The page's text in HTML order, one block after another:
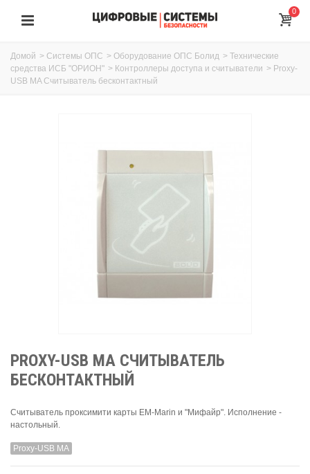
0
Домой > Системы ОПС > Оборудование ОПС Болид > Технические
средства ИСБ "ОРИОН" > Контроллеры доступа и считыватели > Proxy-
USB MA Считыватель бесконтактный
PROXY-USB MA СЧИТЫВАТЕЛЬ
БЕСКОНТАКТНЫЙ
Считыватель проксимити карты EM-Marin и "Мифайр". Исполнение -
настольный.
Proxy-USB MA